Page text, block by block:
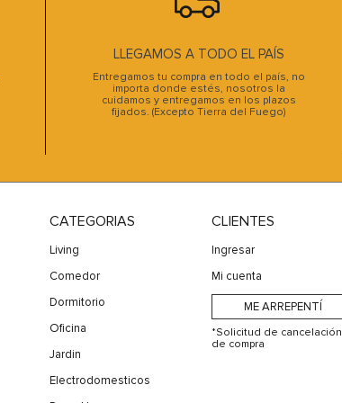
LLEGAMOS A TODO EL PAÍS
Entregamos tu compra en todo el país, no
importa donde estés, nosotros la
cuidamos y entregamos en los plazos
fijados. (Excepto Tierra del Fuego)
CATEGORIAS
Living
Comedor
Dormitorio
Oficina
Jardin
Electrodomesticos
CLIENTES
Ingresar
Mi cuenta
ME ARREPENTÍ
*Solicitud de cancelación
de compra